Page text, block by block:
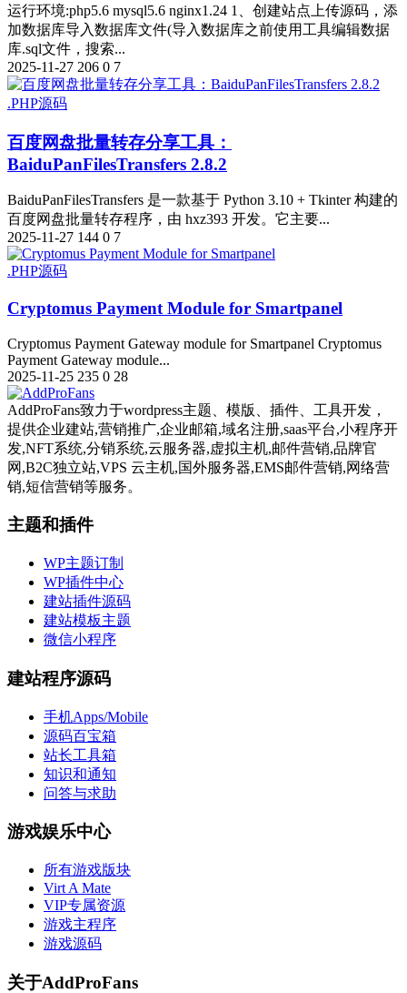
运行环境:php5.6 mysql5.6 nginx1.24 1、创建站点上传源码，添
加数据库导入数据库文件(导入数据库之前使用工具编辑数据
库.sql文件，搜索...
2025-11-27 206 0 7
.PHP源码
百度网盘批量转存分享工具：
BaiduPanFilesTransfers 2.8.2
BaiduPanFilesTransfers 是一款基于 Python 3.10 + Tkinter 构建的
百度网盘批量转存程序，由 hxz393 开发。它主要...
2025-11-27 144 0 7
.PHP源码
Cryptomus Payment Module for Smartpanel
Cryptomus Payment Gateway module for Smartpanel Cryptomus
Payment Gateway module...
2025-11-25 235 0 28
AddProFans致力于wordpress主题、模版、插件、工具开发，
提供企业建站,营销推广,企业邮箱,域名注册,saas平台,小程序开
发,NFT系统,分销系统,云服务器,虚拟主机,邮件营销,品牌官
网,B2C独立站,VPS 云主机,国外服务器,EMS邮件营销,网络营
销,短信营销等服务。
主题和插件
WP主题订制
WP插件中心
建站插件源码
建站模板主题
微信小程序
建站程序源码
手机Apps/Mobile
源码百宝箱
站长工具箱
知识和通知
问答与求助
游戏娱乐中心
所有游戏版块
Virt A Mate
VIP专属资源
游戏主程序
游戏源码
关于AddProFans